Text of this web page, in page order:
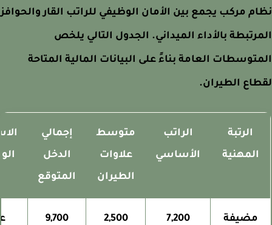
مركب يجمع بين الأمان الوظيفي للراتب القار والحوافز
بالأداء الميداني. الجدول التالي يلخص
العامة بناءً على البيانات المالية المتاحة
الطيران.
الرتبة
المهنية
الراتب
الأساسي
متوسط
علاوات
الطيران
إجمالي
الدخل
المتوقع
مضيفة
7,200
2,500
9,700